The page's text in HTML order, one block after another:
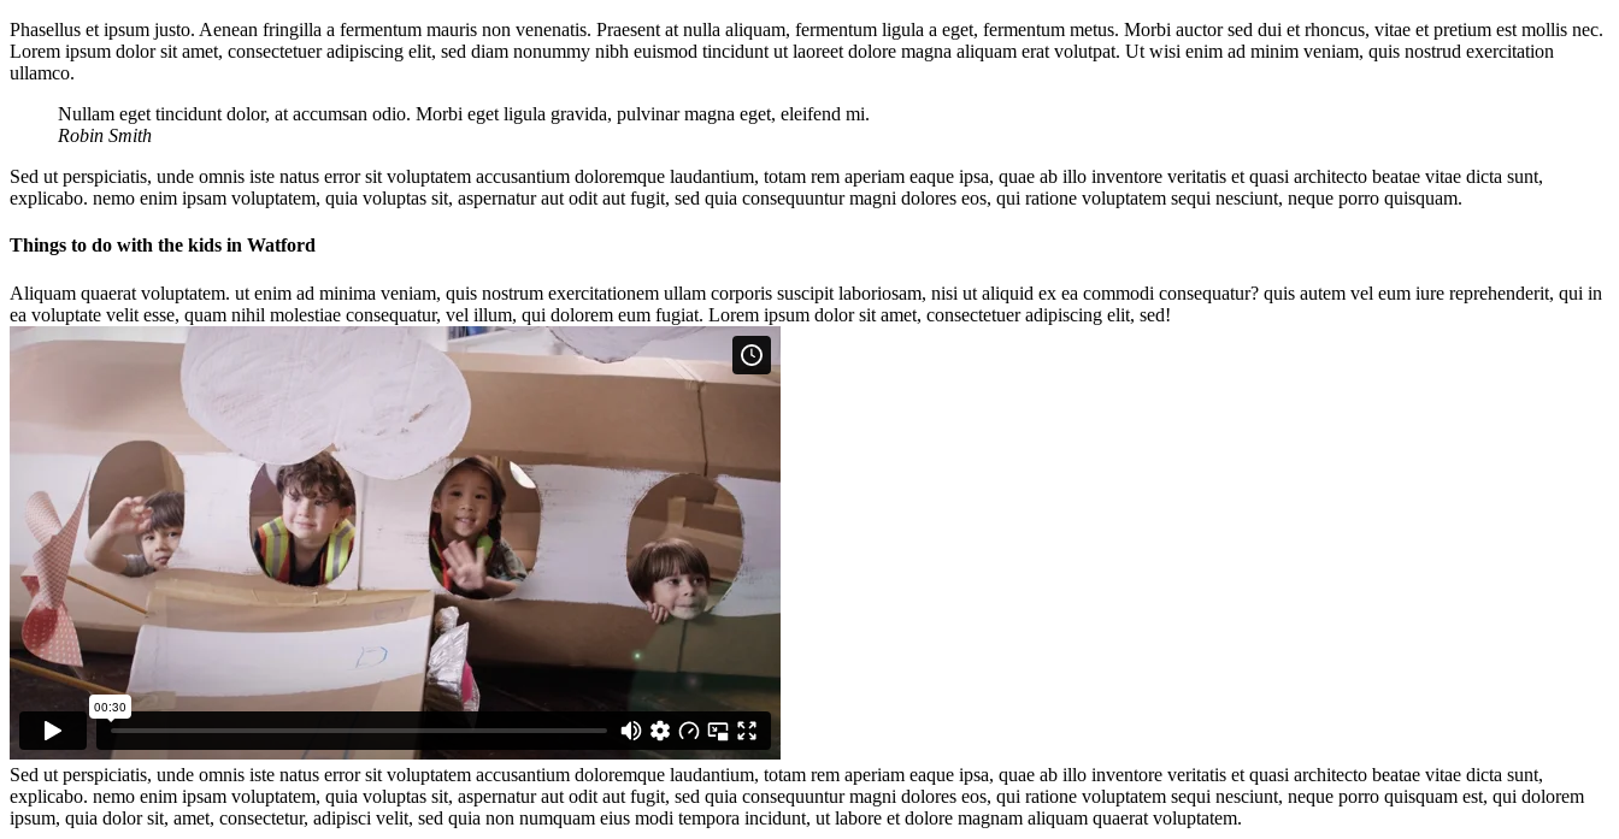
Phasellus et ipsum justo. Aenean fringilla a fermentum mauris non venenatis. Praesent at nulla aliquam, fermentum ligula a eget, fermentum metus. Morbi auctor sed dui et rhoncus, vitae et pretium est mollis nec.
Lorem ipsum dolor sit amet, consectetuer adipiscing elit, sed diam nonummy nibh euismod tincidunt ut laoreet dolore magna aliquam erat volutpat. Ut wisi enim ad minim veniam, quis nostrud exercitation
ullamco.
Nullam eget tincidunt dolor, at accumsan odio. Morbi eget ligula gravida, pulvinar magna eget, eleifend mi.
Robin Smith
Sed ut perspiciatis, unde omnis iste natus error sit voluptatem accusantium doloremque laudantium, totam rem aperiam eaque ipsa, quae ab illo inventore veritatis et quasi architecto beatae vitae dicta sunt,
explicabo. nemo enim ipsam voluptatem, quia voluptas sit, aspernatur aut odit aut fugit, sed quia consequuntur magni dolores eos, qui ratione voluptatem sequi nesciunt, neque porro quisquam.
Things to do with the kids in Watford
Aliquam quaerat voluptatem. ut enim ad minima veniam, quis nostrum exercitationem ullam corporis suscipit laboriosam, nisi ut aliquid ex ea commodi consequatur? quis autem vel eum iure reprehenderit, qui in
ea voluptate velit esse, quam nihil molestiae consequatur, vel illum, qui dolorem eum fugiat. Lorem ipsum dolor sit amet, consectetuer adipiscing elit, sed!
Sed ut perspiciatis, unde omnis iste natus error sit voluptatem accusantium doloremque laudantium, totam rem aperiam eaque ipsa, quae ab illo inventore veritatis et quasi architecto beatae vitae dicta sunt,
explicabo. nemo enim ipsam voluptatem, quia voluptas sit, aspernatur aut odit aut fugit, sed quia consequuntur magni dolores eos, qui ratione voluptatem sequi nesciunt, neque porro quisquam est, qui dolorem
ipsum, quia dolor sit, amet, consectetur, adipisci velit, sed quia non numquam eius modi tempora incidunt, ut labore et dolore magnam aliquam quaerat voluptatem.